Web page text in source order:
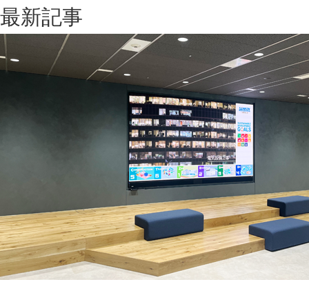
最新記事